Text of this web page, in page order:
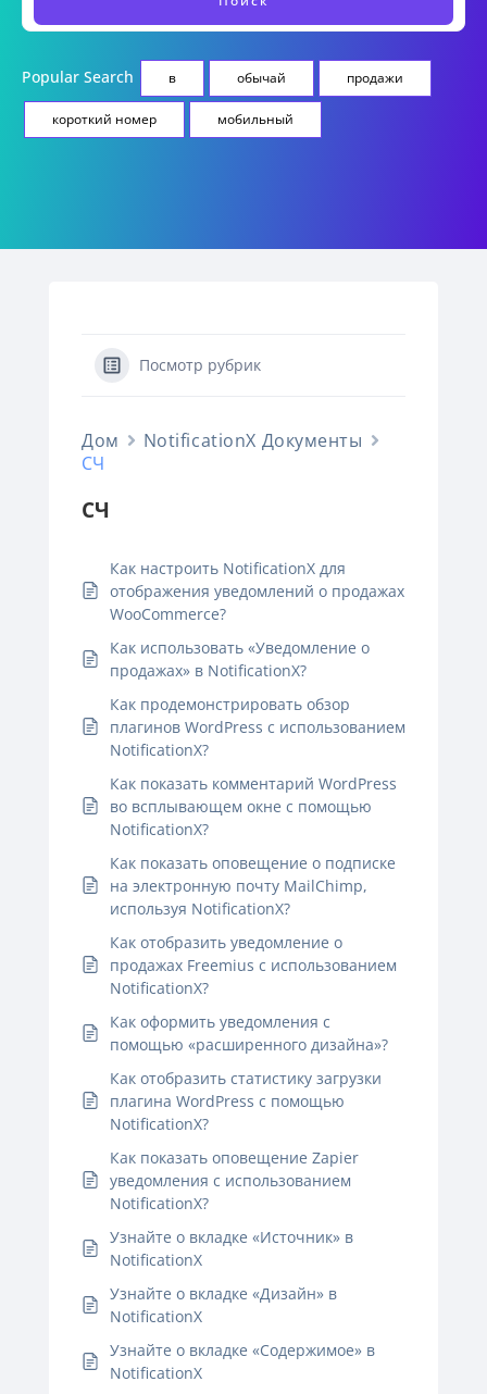
Popular Search в обычай продажи
короткий номер мобильный
Посмотр рубрик
Дом
NotificationX Документы
СЧ
СЧ
Как настроить NotificationX для
отображения уведомлений о продажах
WooCommerce?
Как использовать «Уведомление о
продажах» в NotificationX?
Как продемонстрировать обзор
плагинов WordPress с использованием
NotificationX?
Как показать комментарий WordPress
во всплывающем окне с помощью
NotificationX?
Как показать оповещение о подписке
на электронную почту MailChimp,
используя NotificationX?
Как отобразить уведомление о
продажах Freemius с использованием
NotificationX?
Как оформить уведомления с
помощью «расширенного дизайна»?
Как отобразить статистику загрузки
плагина WordPress с помощью
NotificationX?
Как показать оповещение Zapier
уведомления с использованием
NotificationX?
Узнайте о вкладке «Источник» в
NotificationX
Узнайте о вкладке «Дизайн» в
NotificationX
Узнайте о вкладке «Содержимое» в
NotificationX